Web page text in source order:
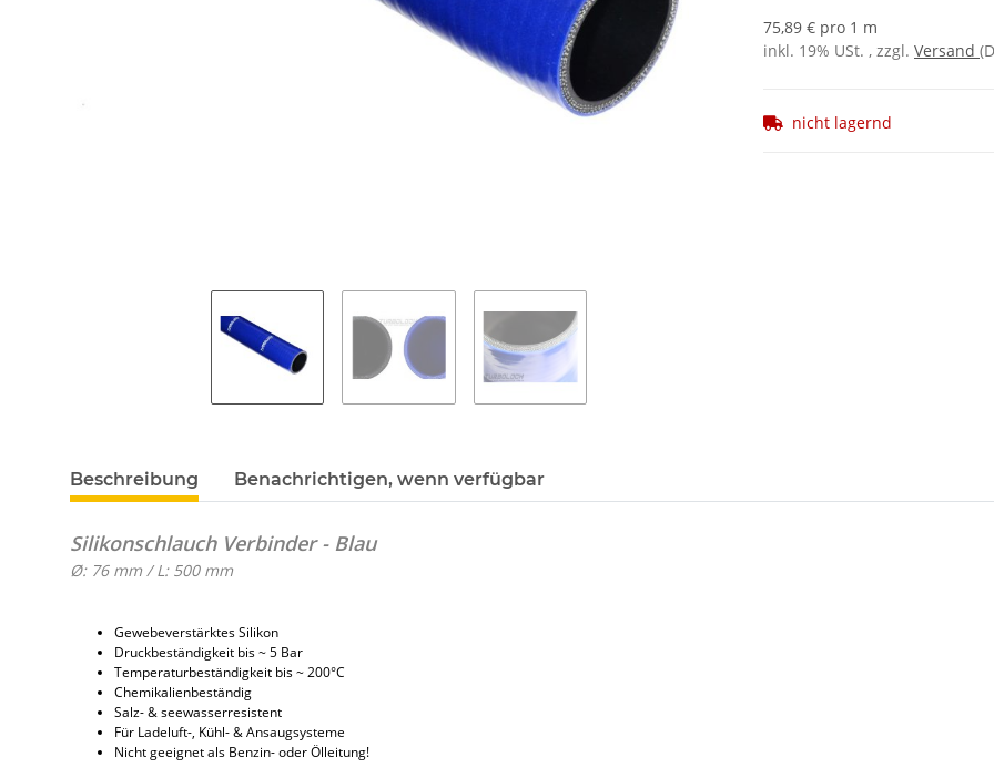
75,89 € pro 1 m
inkl. 19% USt. , zzgl. Versand
nicht lagernd
Beschreibung Benachrichtigen, wenn verfügbar
Silikonschlauch Verbinder - Blau
Ø: 76 mm / L: 500 mm
Gewebeverstärktes Silikon
Druckbeständigkeit bis ~ 5 Bar
Temperaturbeständigkeit bis ~ 200°C
Chemikalienbeständig
Salz- & seewasserresistent
Für Ladeluft-, Kühl- & Ansaugsysteme
Nicht geeignet als Benzin- oder Ölleitung!